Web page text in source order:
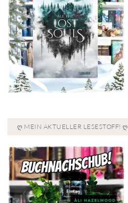
Ღ MEIN AKTUELLER LESESTOFF! Ღ